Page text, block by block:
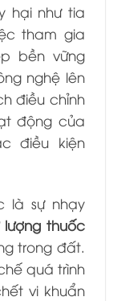
hại như tia
tham gia
bền vững
nghệ lên
điều chỉnh
động của
điều kiện
là sự nhạy
thuốc
trong đất.
quá trình
vi khuẩn